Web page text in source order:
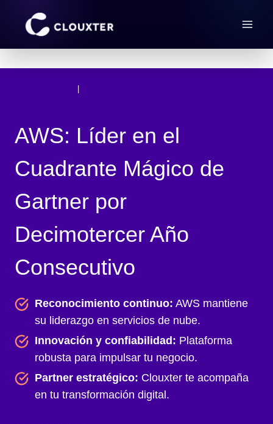
contenido
AWS: Líder en el
Cuadrante Mágico de
Gartner por
Decimotercer Año
Consecutivo
Reconocimiento continuo: AWS mantiene
su liderazgo en servicios de nube.
Innovación y confiabilidad: Plataforma
robusta para impulsar tu negocio.
Partner estratégico: Clouxter te acompaña
en tu transformación digital.​